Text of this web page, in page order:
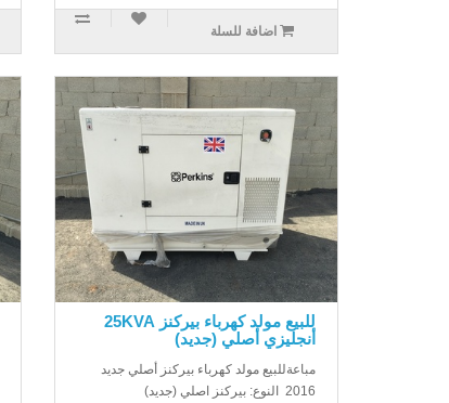
اضافة للسلة
للبيع مولد كهرباء بيركنز 25KVA
أنجليزي أصلي (جديد)
مباعةللبيع مولد كهرباء بيركنز أصلي جديد
2016 النوع: بيركنز اصلي (جديد)